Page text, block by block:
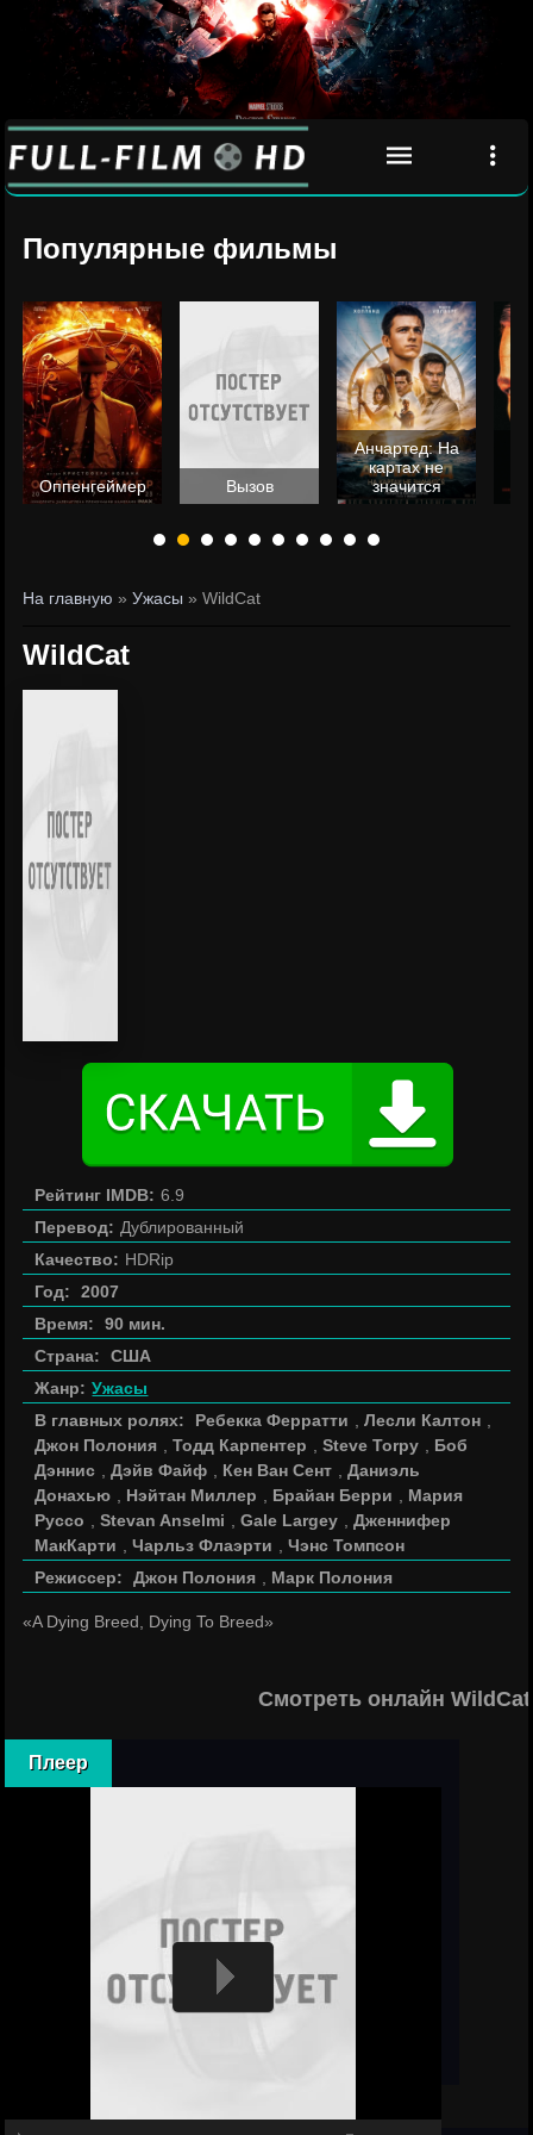
Популярные фильмы
Оппенгеймер Вызов
Анчартед: На
картах не
значится
На главную »Ужасы » WildCat
WildCat
Рейтинг IMDB: 6.9
Перевод: Дублированный
Качество: HDRip
Год:
2007
Время:
90 мин.
Страна:
США
Жанр: Ужасы
В главных ролях:
Ребекка Ферратти ,Лесли Калтон
Джон Полония
,Тодд Карпентер ,Steve Torpy
Боб
Дэннис
,Дэйв Файф Кен Ван Сент ,Даниэль
Донахью
Нэйтан Миллер Брайан Берри
Мария
Руссо
,Stevan Anselmi ,Gale Largey ,Дженнифер
МакКарти
,Чарльз Флаэрти ,Чэнс Томпсон
Режиссер:
Джон Полония Марк Полония
«A Dying Breed, Dying To Breed»
Смотреть онлайн
Плеер